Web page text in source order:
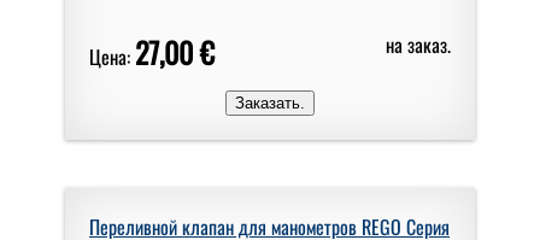
Цена: 27,00 € на заказ.
Переливной клапан для манометров REGO Серия